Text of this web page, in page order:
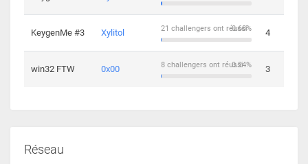
KeygenMe #3 Xylitol 0.68%
21 challengers ont réussi 4
win32 FTW 0x00 0.24%
8 challengers ont réussi 3
Réseau